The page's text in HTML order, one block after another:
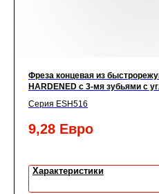
Фреза концевая из
HARDENED с 3-мя зубьями с
Серия ESH516
9,28 Евро
Характеристики